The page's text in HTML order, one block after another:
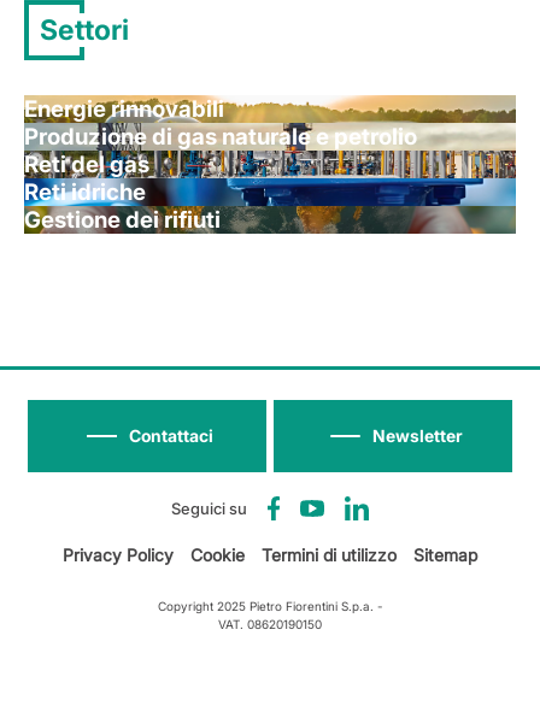
Settori
Energie rinnovabili
Produzione di gas naturale e petrolio
Reti del gas
Reti idriche
Gestione dei rifiuti
Seguici su
Newsletter
Contattaci
Privacy Policy Cookie Termini di utilizzo Sitemap
Copyright 2025 Pietro Fiorentini S.p.a. -
VAT. 08620190150